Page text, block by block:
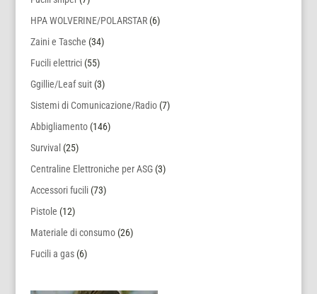
HPA WOLVERINE/POLARSTAR (6)
Zaini e Tasche (34)
Fucili elettrici (55)
Ggillie/Leaf suit (3)
Sistemi di Comunicazione/Radio (7)
Abbigliamento (146)
Survival (25)
Centraline Elettroniche per ASG (3)
Accessori fucili (73)
Pistole (12)
Materiale di consumo (26)
Fucili a gas (6)